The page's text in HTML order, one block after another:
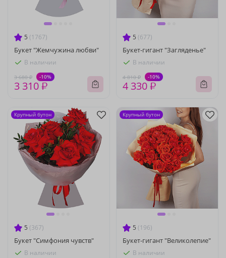
5 (1767)
Букет "Жемчужина любви"
В наличии
3 680 ₽ -10%
3 310 ₽
5 (677)
Букет-гигант "Загляденье"
В наличии
4 810 ₽ -10%
4 330 ₽
5 (367)
Букет "Симфония чувств"
В наличии
Крупный бутон
5 (196)
Букет-гигант "Великолепие"
В наличии
Крупный бутон